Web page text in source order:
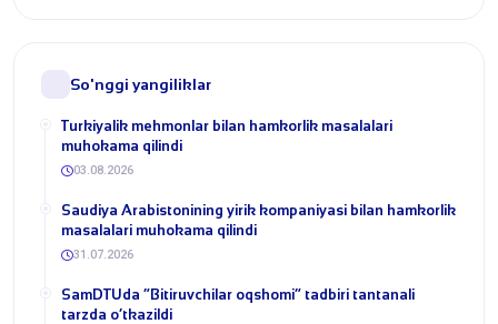
So'nggi yangiliklar
Turkiyalik mehmonlar bilan hamkorlik masalalari
muhokama qilindi
03.08.2026
​Saudiya Arabistonining yirik kompaniyasi bilan hamkorlik
masalalari muhokama qilindi
31.07.2026
​SamDTUda “Bitiruvchilar oqshomi” tadbiri tantanali
tarzda o‘tkazildi